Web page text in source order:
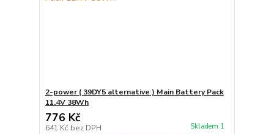
2-power ( 39DY5 alternative ) Main Battery Pack
11.4V 38Wh
776 Kč
641 Kč bez DPH Skladem 1